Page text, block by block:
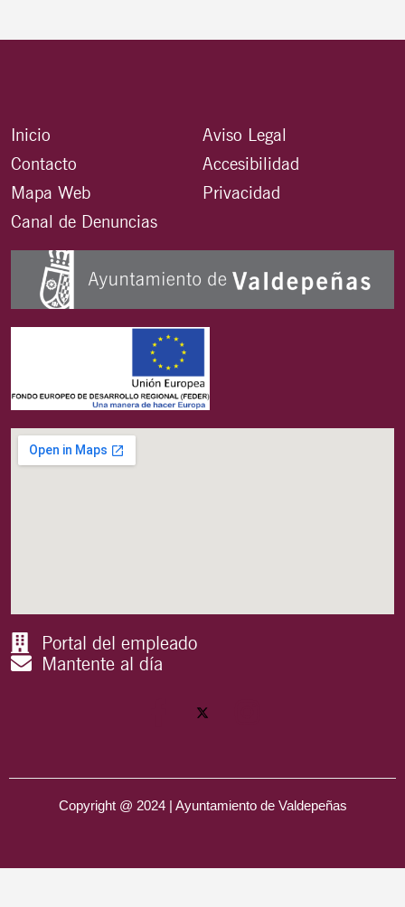
Inicio
Contacto
Mapa Web
Canal de Denuncias
Aviso Legal
Accesibilidad
Privacidad
Portal del empleado
Mantente al día
Copyright @ 2024 | Ayuntamiento de Valdepeñas